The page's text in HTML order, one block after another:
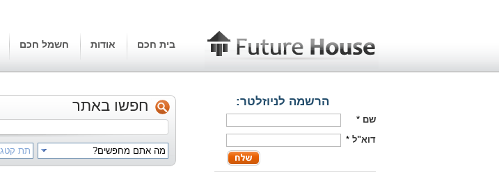
בית חכם אודות חשמל חכם
הרשמה לניוזלטר:
שם *
דוא"ל *
חפשו באתר
מה אתם מחפשים? תת